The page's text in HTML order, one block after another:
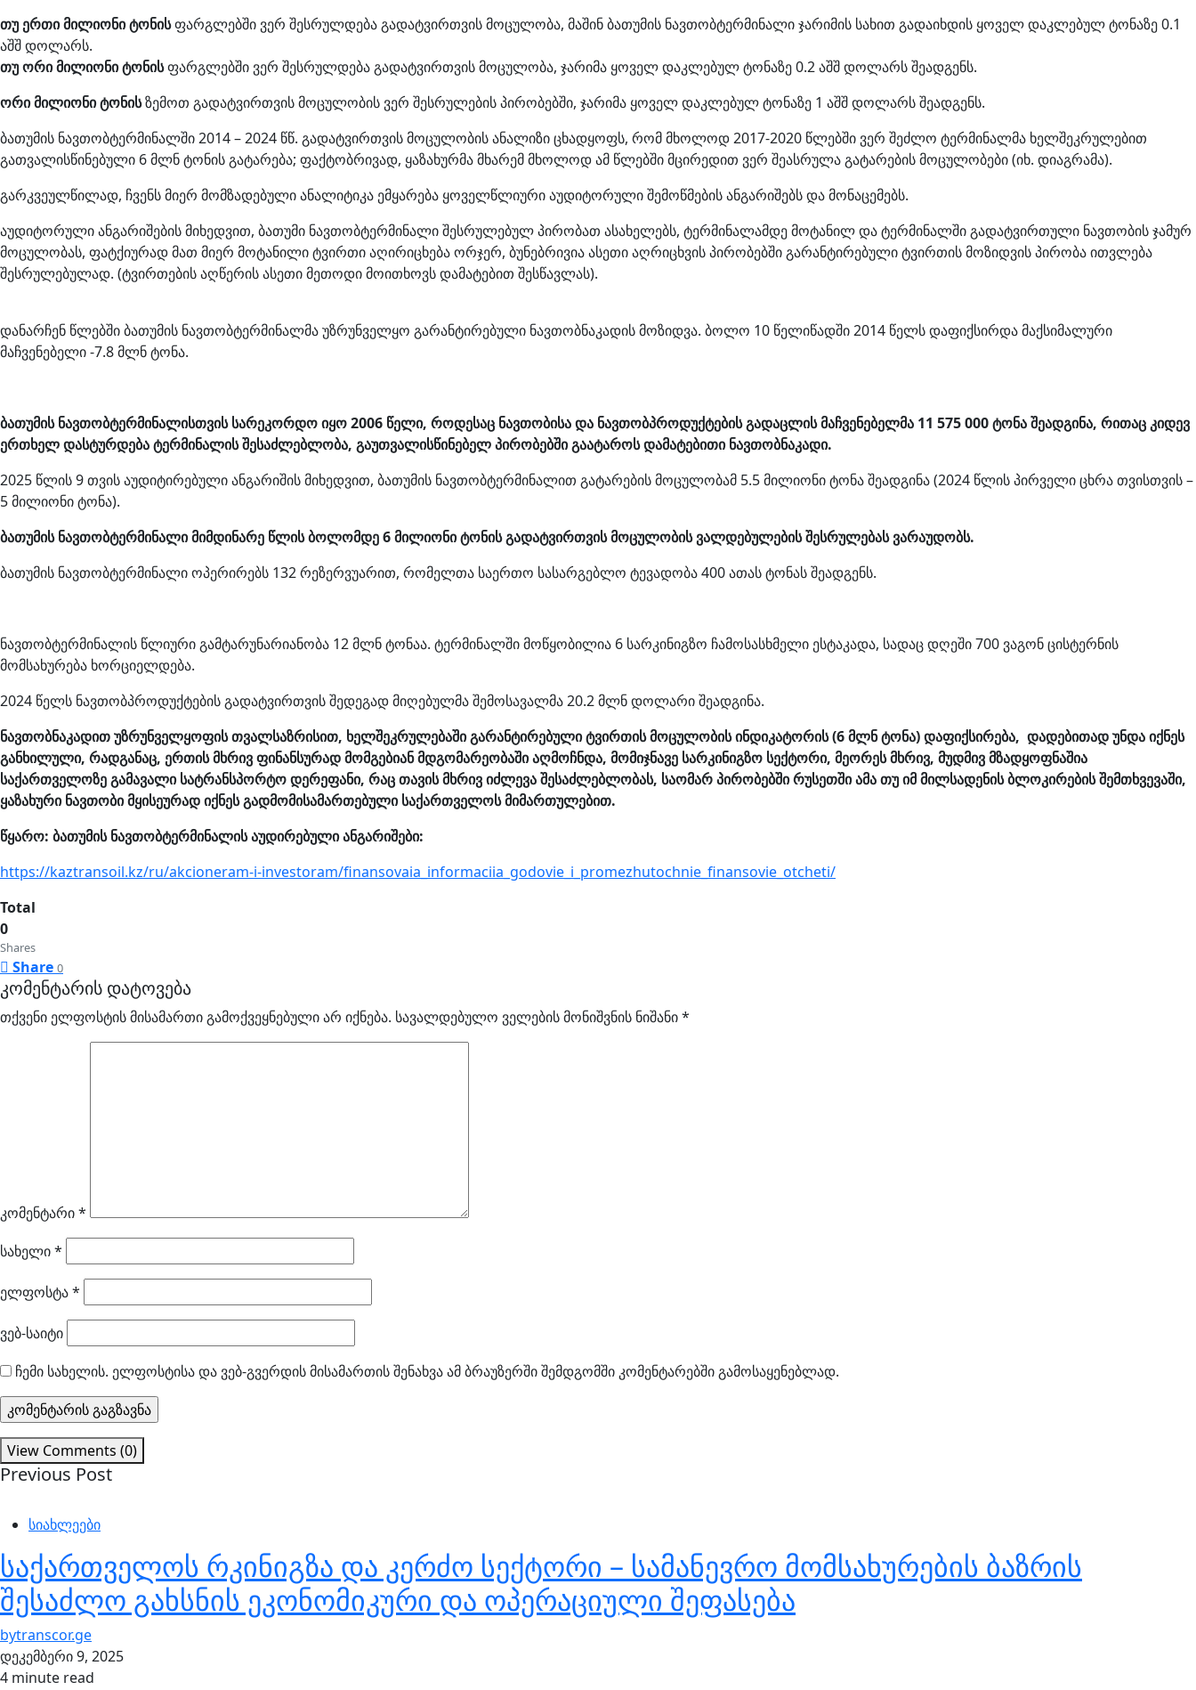
თუ ერთი მილიონი ტონისფარგლებში ვერ შესრულდება გადატვირთვის მოცულობა, მაშინ ბათუმის ნავთობტერმინალი ჯარიმის სახით გადაიხდის ყოველ დაკლებულ ტონაზე 0.1
აშშ დოლარს.
თუ ორი მილიონი ტონისფარგლებში ვერ შესრულდება გადატვირთვის მოცულობა, ჯარიმა ყოველ დაკლებულ ტონაზე 0.2 აშშ დოლარს შეადგენს.
ორი მილიონი ტონისზემოთ გადატვირთვის მოცულობის ვერ შესრულების პირობებში, ჯარიმა ყოველ დაკლებულ ტონაზე 1 აშშ დოლარს შეადგენს.
ბათუმის ნავთობტერმინალში 2014 – 2024 წწ. გადატვირთვის მოცულობის ანალიზი ცხადყოფს, რომ მხოლოდ 2017-2020 წლებში ვერ შეძლო ტერმინალმა ხელშეკრულებით
გათვალისწინებული 6 მლნ ტონის გატარება; ფაქტობრივად, ყაზახურმა მხარემ მხოლოდ ამ წლებში მცირედით ვერ შეასრულა გატარების მოცულობები (იხ. დიაგრამა).
გარკვეულწილად, ჩვენს მიერ მომზადებული ანალიტიკა ემყარება ყოველწლიური აუდიტორული შემოწმების ანგარიშებს და მონაცემებს.
აუდიტორული ანგარიშების მიხედვით, ბათუმი ნავთობტერმინალი შესრულებულ პირობათ ასახელებს, ტერმინალამდე მოტანილ და ტერმინალში გადატვირთული ნავთობის ჯამურ
მოცულობას, ფატქიურად მათ მიერ მოტანილი ტვირთი აღირიცხება ორჯერ, ბუნებრივია ასეთი აღრიცხვის პირობებში გარანტირებული ტვირთის მოზიდვის პირობა ითვლება
შესრულებულად. (ტვირთების აღწერის ასეთი მეთოდი მოითხოვს დამატებით შესწავლას).
დანარჩენ წლებში ბათუმის ნავთობტერმინალმა უზრუნველყო გარანტირებული ნავთობნაკადის მოზიდვა. ბოლო 10 წელიწადში 2014 წელს დაფიქსირდა მაქსიმალური
მაჩვენებელი -7.8 მლნ ტონა.
ბათუმის ნავთობტერმინალისთვის სარეკორდო იყო 2006 წელი, როდესაც ნავთობისა და ნავთობპროდუქტების გადაცლის მაჩვენებელმა 11 575 000 ტონა შეადგინა, რითაც კიდევ
ერთხელ დასტურდება ტერმინალის შესაძლებლობა, გაუთვალისწინებელ პირობებში გაატაროს დამატებითი ნავთობნაკადი.
2025 წლის 9 თვის აუდიტირებული ანგარიშის მიხედვით, ბათუმის ნავთობტერმინალით გატარების მოცულობამ 5.5 მილიონი ტონა შეადგინა (2024 წლის პირველი ცხრა თვისთვის –
5 მილიონი ტონა).
ბათუმის ნავთობტერმინალი მიმდინარე წლის ბოლომდე 6 მილიონი ტონის გადატვირთვის მოცულობის ვალდებულების შესრულებას ვარაუდობს.
ბათუმის ნავთობტერმინალი ოპერირებს 132 რეზერვუარით, რომელთა საერთო სასარგებლო ტევადობა 400 ათას ტონას შეადგენს.
ნავთობტერმინალის წლიური გამტარუნარიანობა 12 მლნ ტონაა. ტერმინალში მოწყობილია 6 სარკინიგზო ჩამოსასხმელი ესტაკადა, სადაც დღეში 700 ვაგონ ცისტერნის
მომსახურება ხორციელდება.
2024 წელს ნავთობპროდუქტების გადატვირთვის შედეგად მიღებულმა შემოსავალმა 20.2 მლნ დოლარი შეადგინა.
ნავთობნაკადით უზრუნველყოფის თვალსაზრისით, ხელშეკრულებაში გარანტირებული ტვირთის მოცულობის ინდიკატორის (6 მლნ ტონა) დაფიქსირება, დადებითად უნდა იქნეს
განხილული, რადგანაც, ერთის მხრივ ფინანსურად მომგებიან მდგომარეობაში აღმოჩნდა, მომიჯნავე სარკინიგზო სექტორი, მეორეს მხრივ, მუდმივ მზადყოფნაშია
საქართველოზე გამავალი სატრანსპორტო დერეფანი, რაც თავის მხრივ იძლევა შესაძლებლობას, საომარ პირობებში რუსეთში ამა თუ იმ მილსადენის ბლოკირების შემთხვევაში,
ყაზახური ნავთობი მყისეურად იქნეს გადმომისამართებული საქართველოს მიმართულებით.
წყარო: ბათუმის ნავთობტერმინალის აუდირებული ანგარიშები:
https://kaztransoil.kz/ru/akcioneram-i-investoram/finansovaia_informaciia_godovie_i_promezhutochnie_finansovie_otcheti/
Total
0
Shares
Share 0
კომენტარის დატოვება
თქვენი ელფოსტის მისამართი გამოქვეყნებული არ იქნება. სავალდებულო ველების მონიშვნის ნიშანი*
კომენტარი*
სახელი*
ელფოსტა*
ვებ-საიტი
ჩემი სახელის. ელფოსტისა და ვებ-გვერდის მისამართის შენახვა ამ ბრაუზერში შემდგომში კომენტარებში გამოსაყენებლად.
View Comments (0)
Previous Post
სიახლეები
საქართველოს რკინიგზა და კერძო სექტორი – სამანევრო მომსახურების ბაზრის
შესაძლო გახსნის ეკონომიკური და ოპერაციული შეფასება
bytranscor.ge
დეკემბერი 9, 2025
4 minute read